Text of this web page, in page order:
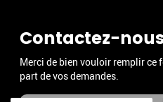
Contactez-
Merci de bien vouloir remplir
part de vos demandes.